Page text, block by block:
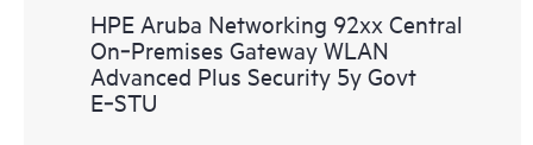
HPE Aruba Networking 92xx Central
On‑Premises Gateway WLAN
Advanced Plus Security 5y Govt
E‑STU